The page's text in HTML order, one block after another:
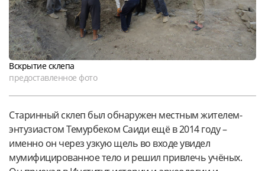
Вскрытие склепа
предоставленное фото
Старинный склеп был обнаружен местным жителем-
энтузиастом Темурбеком Саиди ещё в 2014 году –
именно он через узкую щель во входе увидел
мумифицированное тело и решил привлечь учёных.